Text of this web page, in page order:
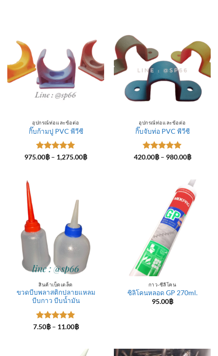
อุปกรณ์ท่อและข้อต่อ
กิ๊บก้ามปู PVC พีวีซี
ให้คะแนน
975.00฿ – 1,275.00฿Price
อุปกรณ์ท่อและข้อต่อ
กิ๊บจับท่อ PVC พีวีซี
ให้คะแนน
420.00฿ – 980.00฿Price
980.00฿
สินค้าเบ็ดเตล็ด
ขวดบีบพลาสติกปลายแหลม
บีบกาว บีบน้ำมัน
ให้คะแนน
7.50฿ – 11.00฿Price
11.00฿
กาว-ซีลีโคน
ซิลิโคนหลอด GP 270ml.
95.00฿